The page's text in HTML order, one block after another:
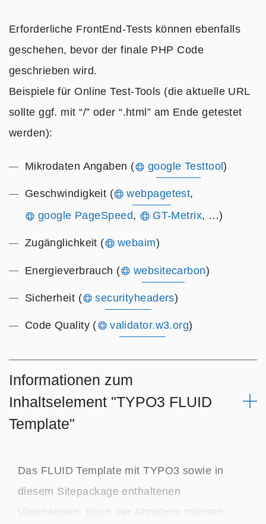
Erforderliche FrontEnd-Tests können ebenfalls
geschehen, bevor der finale PHP Code
geschrieben wird.
Beispiele für Online Test-Tools (die aktuelle URL
sollte ggf. mit “/” oder “.html” am Ende getestet
werden):
Mikrodaten Angaben ( google Testtool)
Geschwindigkeit ( webpagetest,
google PageSpeed, GT-Metrix, …)
Zugänglichkeit ( webaim)
Energieverbrauch ( websitecarbon)
Sicherheit ( securityheaders)
Code Quality ( validator.w3.org)
Informationen zum
Inhaltselement "TYPO3 FLUID
Template"
Expand
or
Das FLUID Template mit TYPO3 sowie in
diesem Sitepackage enthaltenen
Viewhelpern. Nach der Abnahme müssen